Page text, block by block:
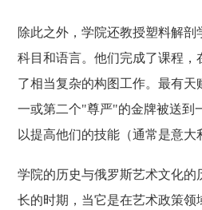
除此之外，学院还教授塑料解
科目和语言。他们完成了课程，
了相当复杂的构图工作。最有
一或第二个"尊严"的金牌被送到
以提高他们的技能（通常是意大
学院的历史与俄罗斯艺术文化的
长的时期，当它是在艺术政策领